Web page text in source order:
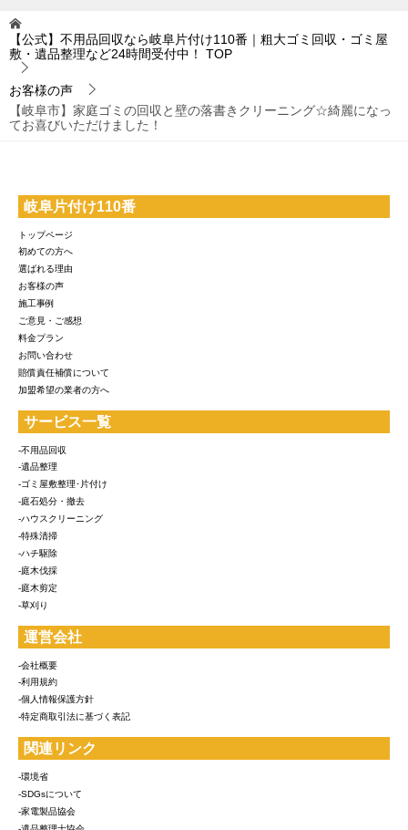
【公式】不用品回収なら岐阜片付け110番｜粗大ゴミ回収・ゴミ屋
敷・遺品整理など24時間受付中！
TOP
お客様の声
【岐阜市】家庭ゴミの回収と壁の落書きクリーニング☆綺麗になっ
てお喜びいただけました！
岐阜片付け110番
トップページ
初めての方へ
選ばれる理由
お客様の声
施工事例
ご意見・ご感想
料金プラン
お問い合わせ
賠償責任補償について
加盟希望の業者の方へ
サービス一覧
-不用品回収
-遺品整理
-ゴミ屋敷整理･片付け
-庭石処分・撤去
-ハウスクリーニング
-特殊清掃
-ハチ駆除
-庭木伐採
-庭木剪定
-草刈り
運営会社
-会社概要
-利用規約
-個人情報保護方針
-特定商取引法に基づく表記
関連リンク
-環境省
-SDGsについて
-家電製品協会